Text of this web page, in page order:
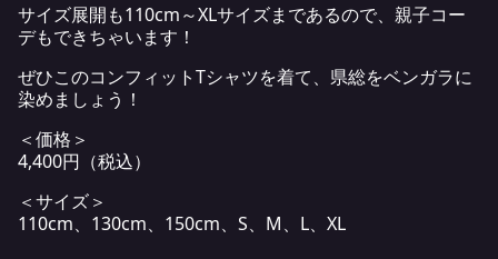
サイズ展開も110cm～XLサイズまであるので、親子コー
デもできちゃいます！
ぜひこのコンフィットTシャツを着て、県総をベンガラに
染めましょう！
＜価格＞
4,400円（税込）
＜サイズ＞
110cm、130cm、150cm、S、M、L、XL